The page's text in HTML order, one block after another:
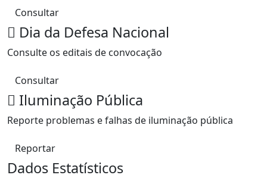
Consultar
Dia da Defesa Nacional
Consulte os editais de convocação
Consultar
Iluminação Pública
Reporte problemas e falhas de iluminação pública
Reportar
Dados Estatísticos